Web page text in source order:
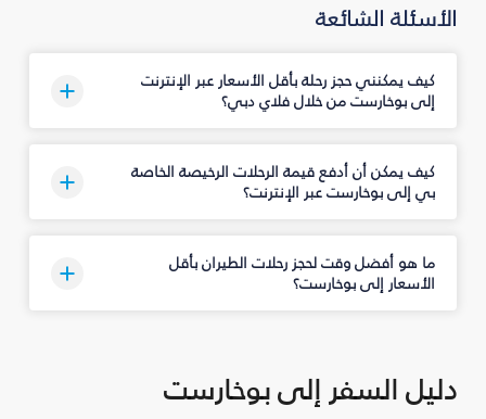
الأسئلة الشائعة
كيف يمكنني حجز رحلة بأقل الأسعار عبر الإنترنت
إلى بوخارست من خلال فلاي دبي؟
كيف يمكن أن أدفع قيمة الرحلات الرخيصة الخاصة
بي إلى بوخارست عبر الإنترنت؟
ما هو أفضل وقت لحجز رحلات الطيران بأقل
الأسعار إلى بوخارست؟
دليل السفر إلى بوخارست